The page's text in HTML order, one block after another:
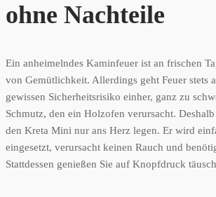
ohne Nachteile
Ein anheimelndes Kaminfeuer ist an frischen
von Gemütlichkeit. Allerdings geht Feuer stets
gewissen Sicherheitsrisiko einher, ganz zu
Schmutz, den ein Holzofen verursacht.
den Kreta Mini nur ans Herz legen. Er wird
eingesetzt, verursacht keinen Rauch und
Stattdessen genießen Sie auf Knopfdruck